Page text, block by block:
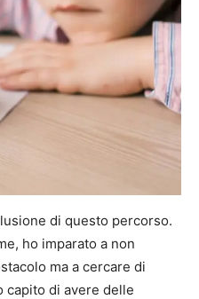
di questo percorso.
ho imparato a non
ma a cercare di
capito di avere delle